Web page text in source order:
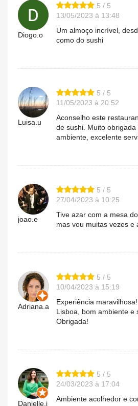
Diogo.o
5 / 5
13/05/2023 à 13:48
Um almoço incrível,
como do sushi
Luisa.u
5 / 5
11/05/2023 à 20:52
Aconselho este
de sushi. Muito
ambiente, excelente
joao.e
5 / 5
27/04/2023 à 10:25
Tive azar com a mesa
mas vou muitas vezes e
Adriana.a
5 / 5
10/04/2023 à 15:19
Experiência
Lisboa, bom ambiente e
Obrigada!
Danielle.i
5 / 5
24/03/2023 à 17:04
Ambiente acolhedor e